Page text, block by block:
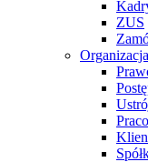
ZUS
Organizacja